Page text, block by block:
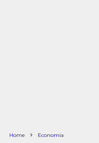
Home Economia